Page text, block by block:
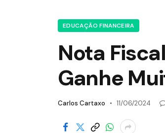
EDUCAÇÃO FINANCEIRA
Nota
Ganhe
Carlos Cartaxo 11/06/2024